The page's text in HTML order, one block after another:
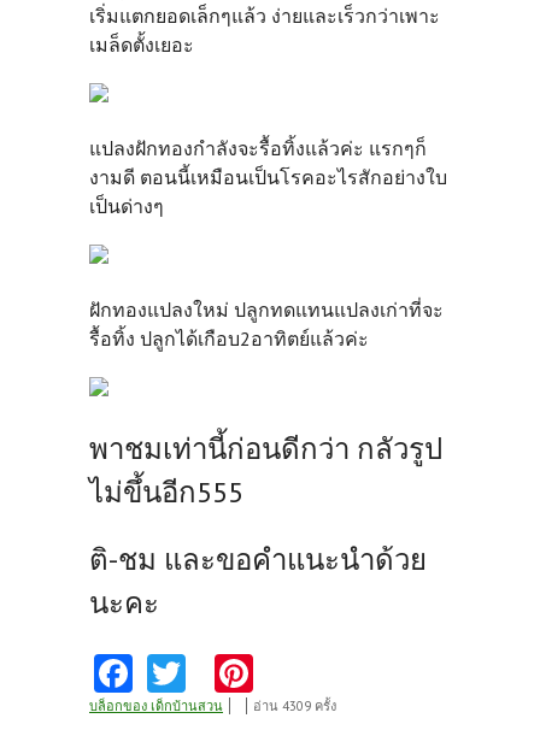
เริ่มแตกยอดเล็กๆแล้ว ง่ายและเร็วกว่าเพาะ
เมล็ดตั้งเยอะ
แปลงฝักทองกำลังจะรื้อทิ้งแล้วค่ะ แรกๆก็
งามดี ตอนนี้เหมือนเป็นโรคอะไรสักอย่างใบ
เป็นด่างๆ
ฝักทองแปลงใหม่ ปลูกทดแทนแปลงเก่าที่จะ
รื้อทิ้ง ปลูกได้เกือบ2อาทิตย์แล้วค่ะ
พาชมเท่านี้ก่อนดีกว่า กลัวรูป
ไม่ขึ้นอีก555
ติ-ชม และขอคำแนะนำด้วย
นะคะ
Fa
ce w nt
บล็อกของ เด็กบ้านสวน อ่าน 4309 ครั้ง